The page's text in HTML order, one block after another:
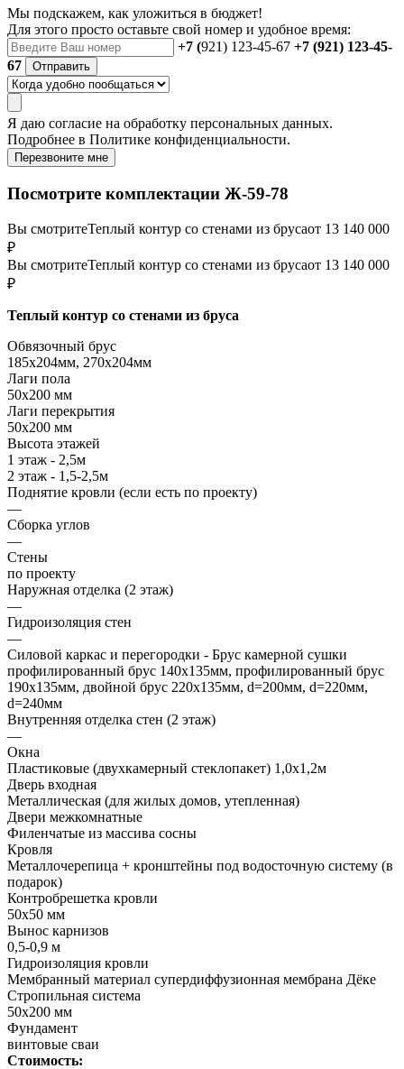
Мы подскажем, как уложиться в бюджет!
Для этого просто оставьте свой номер и удобное время:
+7 (921) 123-45-67 +7 (921) 123-45-
67
Отправить
Я даю согласие на обработку персональных данных.
Подробнее в Политике конфиденциальности.
Перезвоните мне
Посмотрите комплектации Ж-59-78
Вы смотритеТеплый контур со стенами из брусаот 13 140 000
₽
Вы смотритеТеплый контур со стенами из брусаот 13 140 000
₽
Теплый контур со стенами из бруса
Обвязочный брус
185х204мм, 270х204мм
Лаги пола
50х200 мм
Лаги перекрытия
50х200 мм
Высота этажей
1 этаж - 2,5м
2 этаж - 1,5-2,5м
Поднятие кровли (если есть по проекту)
—
Сборка углов
—
Стены
по проекту
Наружная отделка (2 этаж)
—
Гидроизоляция стен
—
Силовой каркас и перегородки - Брус камерной сушки
профилированный брус 140х135мм, профилированный брус
190х135мм, двойной брус 220х135мм, d=200мм, d=220мм,
d=240мм
Внутренняя отделка стен (2 этаж)
—
Окна
Пластиковые (двухкамерный стеклопакет) 1,0х1,2м
Дверь входная
Металлическая (для жилых домов, утепленная)
Двери межкомнатные
Филенчатые из массива сосны
Кровля
Металлочерепица + кронштейны под водосточную систему (в
подарок)
Контробрешетка кровли
50х50 мм
Вынос карнизов
0,5-0,9 м
Гидроизоляция кровли
Мембранный материал супердиффузионная мембрана Дёке
Стропильная система
50х200 мм
Фундамент
винтовые сваи
Стоимость: